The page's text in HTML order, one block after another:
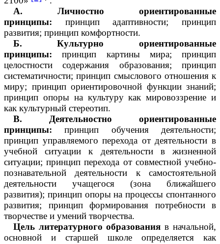
А. Личностно ориентированные
принципы: принцип адаптивности; принцип
развития; принцип комфортности.
Б. Культурно ориентированные
принципы: принцип картины мира; принцип
целостности содержания образования; принцип
систематичности; принцип смыслового отношения к
миру; принцип ориентировочной функции знаний;
принцип опоры на культуру как мировоззрение и
как культурный стереотип.
В. Деятельностно ориентированные
принципы: принцип обучения деятельности;
принцип управляемого перехода от деятельности в
учебной ситуации к деятельности в жизненной
ситуации; принцип перехода от совместной учебно-
познавательной деятельности к самостоятельной
деятельности учащегося (зона ближайшего
развития); принцип опоры на процессы спонтанного
развития; принцип формирования потребности в
творчестве и умений творчества.
Цель литературного образования в начальной,
основной и старшей школе определяется как